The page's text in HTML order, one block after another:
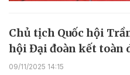
Chủ tịch Quốc hội
hội Đại đoàn kết toàn
09/11/2025 14:15